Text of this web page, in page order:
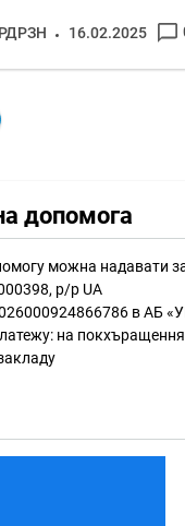
16.02.2025
допомога
можна надавати
р/р UА
в АБ
на